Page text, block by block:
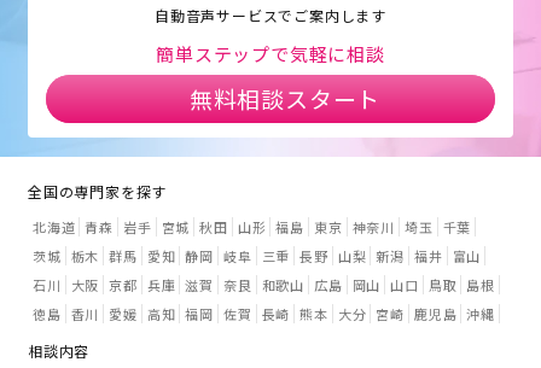
自動音声サービスでご案内します
簡単ステップで気軽に相談
無料相談スタート
全国の専門家を探す
北海道 青森 岩手 宮城 秋田 山形 福島 東京 神奈川 埼玉
千葉
茨城 栃木 群馬 愛知 静岡 岐阜 三重 長野 山梨 新潟 福井
富山
石川
大阪 京都 兵庫 滋賀 奈良 和歌山 広島 岡山 山口 鳥取
島根
徳島 香川 愛媛 高知 福岡 佐賀 長崎 熊本 大分 宮崎 鹿児島 沖縄
相談内容